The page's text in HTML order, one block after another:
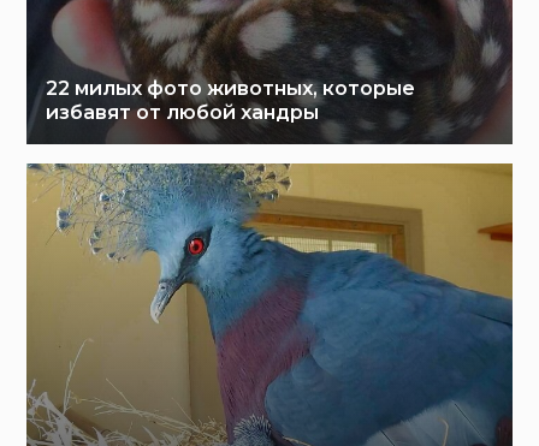
22 милых фото животных, которые
избавят от любой хандры